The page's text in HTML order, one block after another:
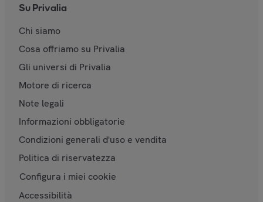
Su Privalia
Chi siamo
Cosa offriamo su Privalia
Gli universi di Privalia
Motore di ricerca
Note legali
Informazioni obbligatorie
Condizioni generali d'uso e vendita
Politica di riservatezza
Configura i miei cookie
Accessibilità